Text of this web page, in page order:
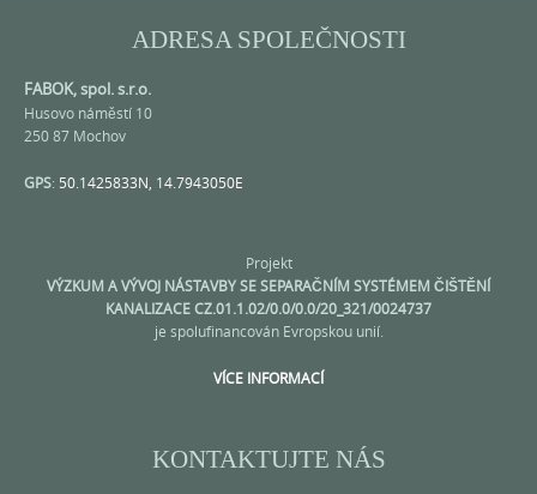
ADRESA SPOLEČNOSTI
FABOK, spol. s.r.o.
Husovo náměstí 10
250 87 Mochov
GPS: 50.1425833N, 14.7943050E
Projekt
VÝZKUM A VÝVOJ NÁSTAVBY SE SEPARAČNÍM SYSTÉMEM ČIŠTĚNÍ
KANALIZACE CZ.01.1.02/0.0/0.0/20_321/0024737
je spolufinancován Evropskou unií.
VÍCE INFORMACÍ
KONTAKTUJTE NÁS